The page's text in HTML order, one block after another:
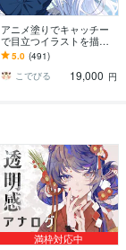
アニメ塗りでキャッチー
で目立つイラストを描き
ます 動画用、スチル、ア
イコン等、目を引くイラ
ストをご希望の方に！
5.0 (491)
こでびる
19,000 円
満枠対応中